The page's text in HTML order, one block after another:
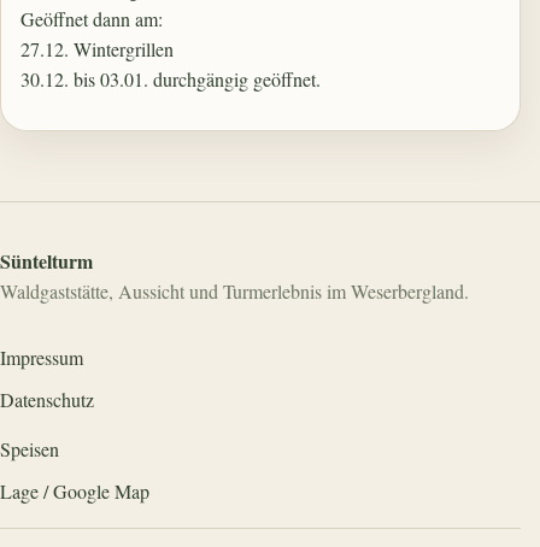
Geöffnet dann am:
27.12. Wintergrillen
30.12. bis 03.01. durchgängig geöffnet.
Süntelturm
Waldgaststätte, Aussicht und Turmerlebnis im Weserbergland.
Impressum
Datenschutz
Speisen
Lage / Google Map